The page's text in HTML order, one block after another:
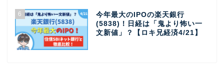
6
今年最大のIPOの楽天銀行
(5838)！日経は「鬼より怖い一
文新値」？【ロキ兄経済4/21】